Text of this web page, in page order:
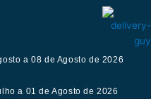
a 08 de Agosto de 2026
a 01 de Agosto de 2026